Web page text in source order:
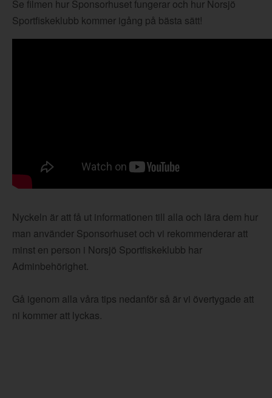
Se filmen hur Sponsorhuset fungerar och hur Norsjö
Sportfiskeklubb kommer igång på bästa sätt!
Nyckeln är att få ut informationen till alla och lära dem hur
man använder Sponsorhuset och vi rekommenderar att
minst en person i Norsjö Sportfiskeklubb har
Adminbehörighet.
Gå igenom alla våra tips nedanför så är vi övertygade att
ni kommer att lyckas.